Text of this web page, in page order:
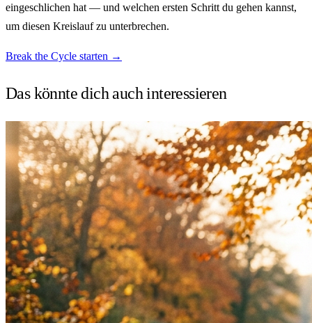
eingeschlichen hat — und welchen ersten Schritt du gehen kannst,
um diesen Kreislauf zu unterbrechen.
Break the Cycle starten →
Das könnte dich auchinteressieren